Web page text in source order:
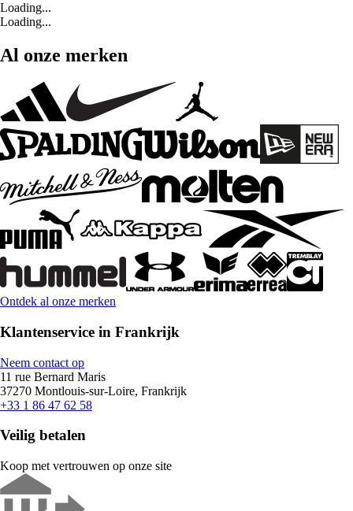
Loading...
Loading...
Al onze merken
Ontdek al onze merken
Klantenservice in Frankrijk
Neem contact op
11 rue Bernard Maris
37270 Montlouis-sur-Loire, Frankrijk
+33 1 86 47 62 58
Veilig betalen
Koop met vertrouwen op onze site